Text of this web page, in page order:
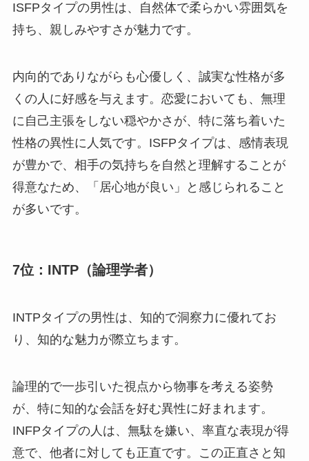
ISFPタイプの男性は、自然体で柔らかい雰囲気を
持ち、親しみやすさが魅力です。
内向的でありながらも心優しく、誠実な性格が多
くの人に好感を与えます。恋愛においても、無理
に自己主張をしない穏やかさが、特に落ち着いた
性格の異性に人気です。ISFPタイプは、感情表現
が豊かで、相手の気持ちを自然と理解することが
得意なため、「居心地が良い」と感じられること
が多いです。
7位：INTP（論理学者）
INTPタイプの男性は、知的で洞察力に優れてお
り、知的な魅力が際立ちます。
論理的で一歩引いた視点から物事を考える姿勢
が、特に知的な会話を好む異性に好まれます。
INFPタイプの人は、無駄を嫌い、率直な表現が得
意で、他者に対しても正直です。この正直さと知